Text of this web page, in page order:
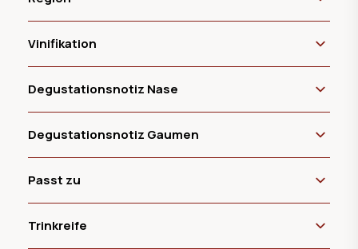
Vinifikation
Degustationsnotiz Nase
Degustationsnotiz Gaumen
Passt zu
Trinkreife